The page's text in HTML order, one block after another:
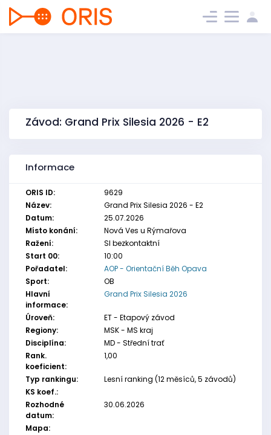
Závod: Grand Prix Silesia 2026 - E2
Informace
ORIS ID:
9629
Název:
Grand Prix Silesia 2026 - E2
Datum:
25.07.2026
Místo konání:
Nová Ves u Rýmařova
Ražení:
SI bezkontaktní
Start 00:
10:00
Pořadatel:
AOP - Orientační Běh Opava
Sport:
OB
Hlavní
informace:
Grand Prix Silesia 2026
Úroveň:
ET - Etapový závod
Regiony:
MSK - MS kraj
Disciplína:
MD - Střední trať
Rank.
koeficient:
1,00
Typ rankingu:
Lesní ranking (12 měsíců, 5 závodů)
KS koef.:
Rozhodné
datum:
30.06.2026
Mapa: